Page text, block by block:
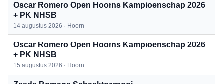
Oscar Romero Open Hoorns Kampioenschap 2026
+ PK NHSB
14 augustus 2026 · Hoorn
Oscar Romero Open Hoorns Kampioenschap 2026
+ PK NHSB
15 augustus 2026 · Hoorn